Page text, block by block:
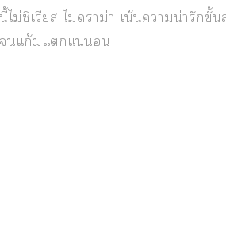
นี้ไม่ซีเรียส ไม่าม่า เน้นาน่ารัก
แก้มแแน่นอน
.
.